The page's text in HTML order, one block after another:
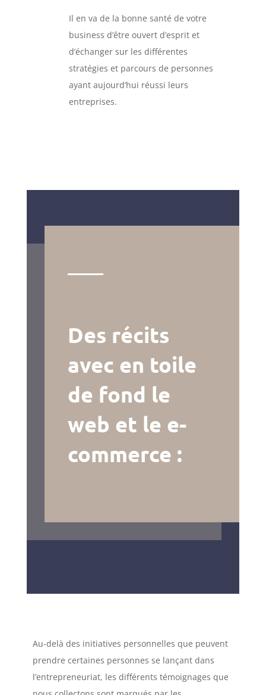
Il en va de la bonne santé de votre
business d’être ouvert d’esprit et
d’échanger sur les différentes
stratégies et parcours de personnes
ayant aujourd’hui réussi leurs
entreprises.
Des récits
avec en toile
de fond le
web et le e-
commerce :
Au-delà des initiatives personnelles que peuvent
prendre certaines personnes se lançant dans
l’entrepreneuriat, les différents témoignages que